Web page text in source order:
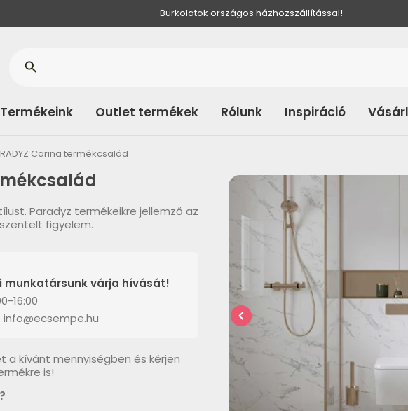
Burkolatok országos házhozszállítással!
Termékeink Outlet termékek Rólunk Inspiráció
search
Carina termékcsalád
Paradyz termékeikre jellemző az
figyelem.
munkatársunk várja hívását!
16:00
info@ecsempe.hu
a kívánt mennyiségben és kérjen
is!
chevron_left